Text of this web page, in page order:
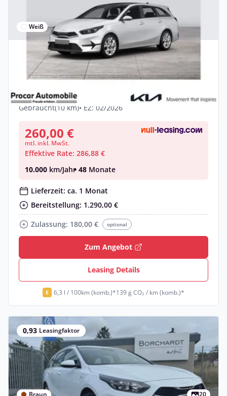
Weiß
Kia Ceed SW 1.5T DCT GT-line 18" Tech
LAGERAKTION!!
Benzin •Automatik •
140 PS (103 kW)
Gebraucht(10 km)• EZ: 02/2026
260,00 €
mtl. inkl. MwSt.
Effektive Rate: 286,88 €
10.000 km/Jahr• 48 Monate
Lieferzeit: ca. 1 Monat
Bereitstellung: 1.290,00 €
Zulassung: 180,00 €
optional
Zum Angebot
Leasing Details
E 6,3 l / 100km (komb.)*139 g CO₂ / km (komb.)*
0,93 Leasingfaktor
Braun 20